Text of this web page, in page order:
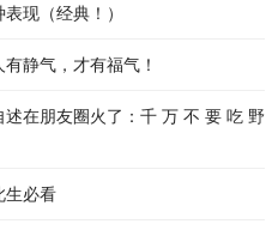
现（经典！）
静气，才有福气！
述在朋友圈火了：千 万 不 要 吃 野
生必看